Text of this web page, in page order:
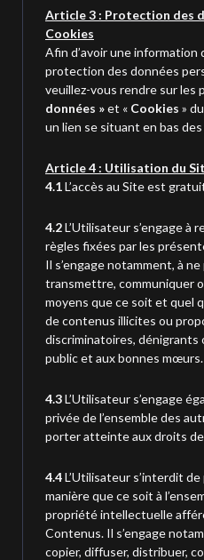
Article 3 : Protection des
Cookies
Afin d’avoir une information
protection des données
veuillez-vous rendre sur les
données »et « Cookies »
un lien se situant en bas
Article 4 : Utilisation du
4.1L’accès au Site est
4.2L’Utilisateur s’engage à
règles fixées par les
Il s’engage notamment, à
transmettre, communiquer
moyens que ce soit et quel
de contenus illicites ou
discriminatoires, dénigrants
publicet aux bonnes mœurs.
4.3L’Utilisateur s’engage
privée de l’ensemble des
porter atteinte aux droits
4.4L’Utilisateur s’interdit
manière que ce soit à
propriété intellectuelle
Contenus. Il s’engage
copier, diffuser, distribuer,